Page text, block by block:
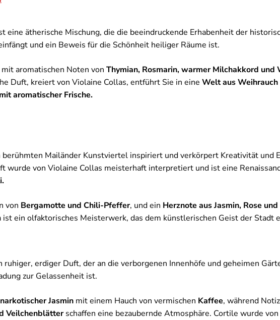
eine ätherische Mischung, die die beeindruckende Erhabenheit der
und ein Beweis für die Schönheit heiliger Räume ist.
aromatischen Noten von Thymian, Rosmarin, warmer Milchakkord und
Duft, kreiert von Violaine Collas, entführt Sie in eine Welt aus
aromatischer Frische.
berühmten Mailänder Kunstviertel inspiriert und verkörpert Kreativität und
wurde von Violaine Collas meisterhaft interpretiert und ist eine
von Bergamotte und Chili-Pfeffer, und ein Herznote aus Jasmin, Rose
ist ein olfaktorisches Meisterwerk, das dem künstlerischen Geist der Stadt
ruhiger, erdiger Duft, der an die verborgenen Innenhöfe und geheimen
zur Gelassenheit ist.
narkotischer Jasmin mit einem Hauch von vermischen Kaffee, während
Veilchenblätterschaffen eine bezaubernde Atmosphäre. Cortile wurde